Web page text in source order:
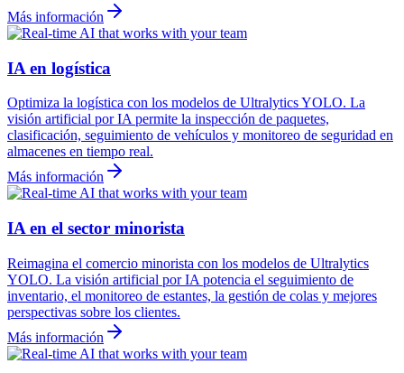
Más información
IA en logística
Optimiza la logística con los modelos de Ultralytics YOLO. La
visión artificial por IA permite la inspección de paquetes,
clasificación, seguimiento de vehículos y monitoreo de seguridad en
almacenes en tiempo real.
Más información
IA en el sector minorista
Reimagina el comercio minorista con los modelos de Ultralytics
YOLO. La visión artificial por IA potencia el seguimiento de
inventario, el monitoreo de estantes, la gestión de colas y mejores
perspectivas sobre los clientes.
Más información